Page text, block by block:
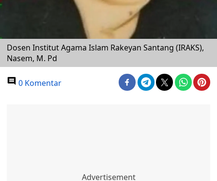
Dosen Institut Agama Islam Rakeyan Santang (IRAKS),
Nasem, M. Pd
0 Komentar